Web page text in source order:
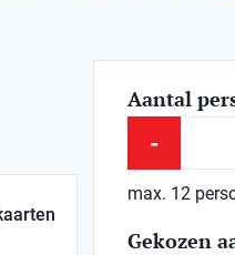
Aantal
-
max. 12
Gekozen